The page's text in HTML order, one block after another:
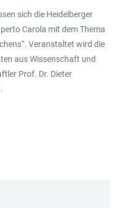
sich die Heidelberger
Carola mit dem Thema
Veranstaltet wird die
aus Wissenschaft und
Prof. Dr. Dieter